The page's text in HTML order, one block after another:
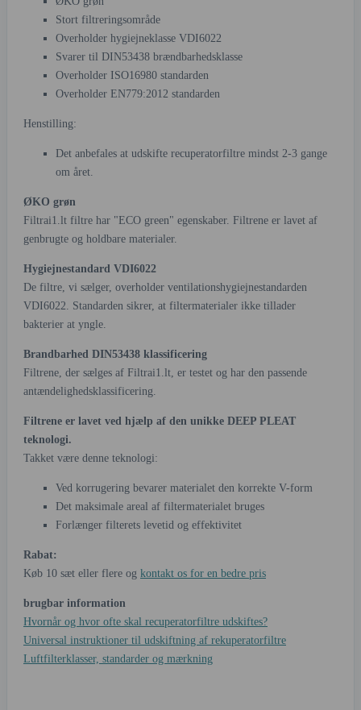
Stort filtreringsområde
Overholder hygiejneklasse VDI6022
Svarer til DIN53438 brændbarhedsklasse
Overholder ISO16980 standarden
Overholder EN779:2012 standarden
Henstilling:
Det anbefales at udskifte recuperatorfiltre mindst 2-3 gange
om året.
ØKO grøn
Filtrai1.lt filtre har "ECO green" egenskaber. Filtrene er lavet af
genbrugte og holdbare materialer.
Hygiejnestandard VDI6022
De filtre, vi sælger, overholder ventilationshygiejnestandarden
VDI6022. Standarden sikrer, at filtermaterialer ikke tillader
bakterier at yngle.
Brandbarhed DIN53438 klassificering
Filtrene, der sælges af Filtrai1.lt, er testet og har den passende
antændelighedsklassificering.
Filtrene er lavet ved hjælp af den unikke DEEP PLEAT
teknologi.
Takket være denne teknologi:
Ved korrugering bevarer materialet den korrekte V-form
Det maksimale areal af filtermaterialet bruges
Forlænger filterets levetid og effektivitet
Rabat:
Køb 10 sæt eller flere og kontakt os for en bedre pris
brugbar information
Hvornår og hvor ofte skal recuperatorfiltre udskiftes?
Universal instruktioner til udskiftning af rekuperatorfiltre
Luftfilterklasser, standarder og mærkning